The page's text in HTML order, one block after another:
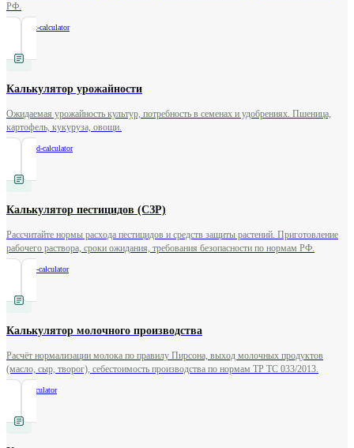
РФ.
livestock-calculator
Калькулятор урожайности
Ожидаемая урожайность культур, потребность в семенах и удобрениях. Пшеница,
картофель, кукуруза, овощи.
crop-yield-calculator
Калькулятор пестицидов (СЗР)
Рассчитайте нормы расхода пестицидов и средств защиты растений. Приготовление
рабочего раствора, сроки ожидания, требования безопасности по нормам РФ.
pesticide-calculator
Калькулятор молочного производства
Расчёт нормализации молока по правилу Пирсона, выход молочных продуктов
(масло, сыр, творог), себестоимость производства по нормам ТР ТС 033/2013.
dairy-calculator